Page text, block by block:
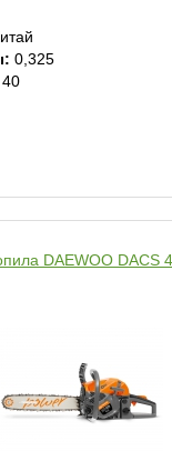
0,325
40
DAEWOO DACS